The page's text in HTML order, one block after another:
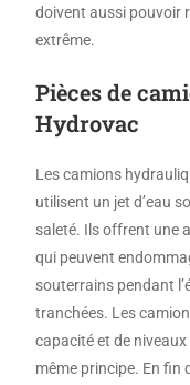
doivent aussi pouvoir
extrême.
Pièces de
Hydrovac
Les camions
utilisent un jet d’eau
saleté. Ils offrent une
qui peuvent
souterrains pendant
tranchées. Les
capacité et de
même principe. En fin